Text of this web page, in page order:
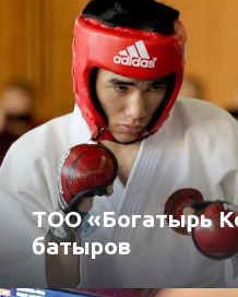
ТОО «Богатырь
батыров